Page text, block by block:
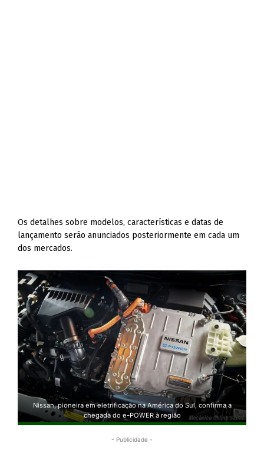
Os detalhes sobre modelos, características e datas de
lançamento serão anunciados posteriormente em cada um
dos mercados.
Nissan, pioneira em eletrificação na América do Sul, confirma a
chegada do e-POWER à região
- Publicidade -